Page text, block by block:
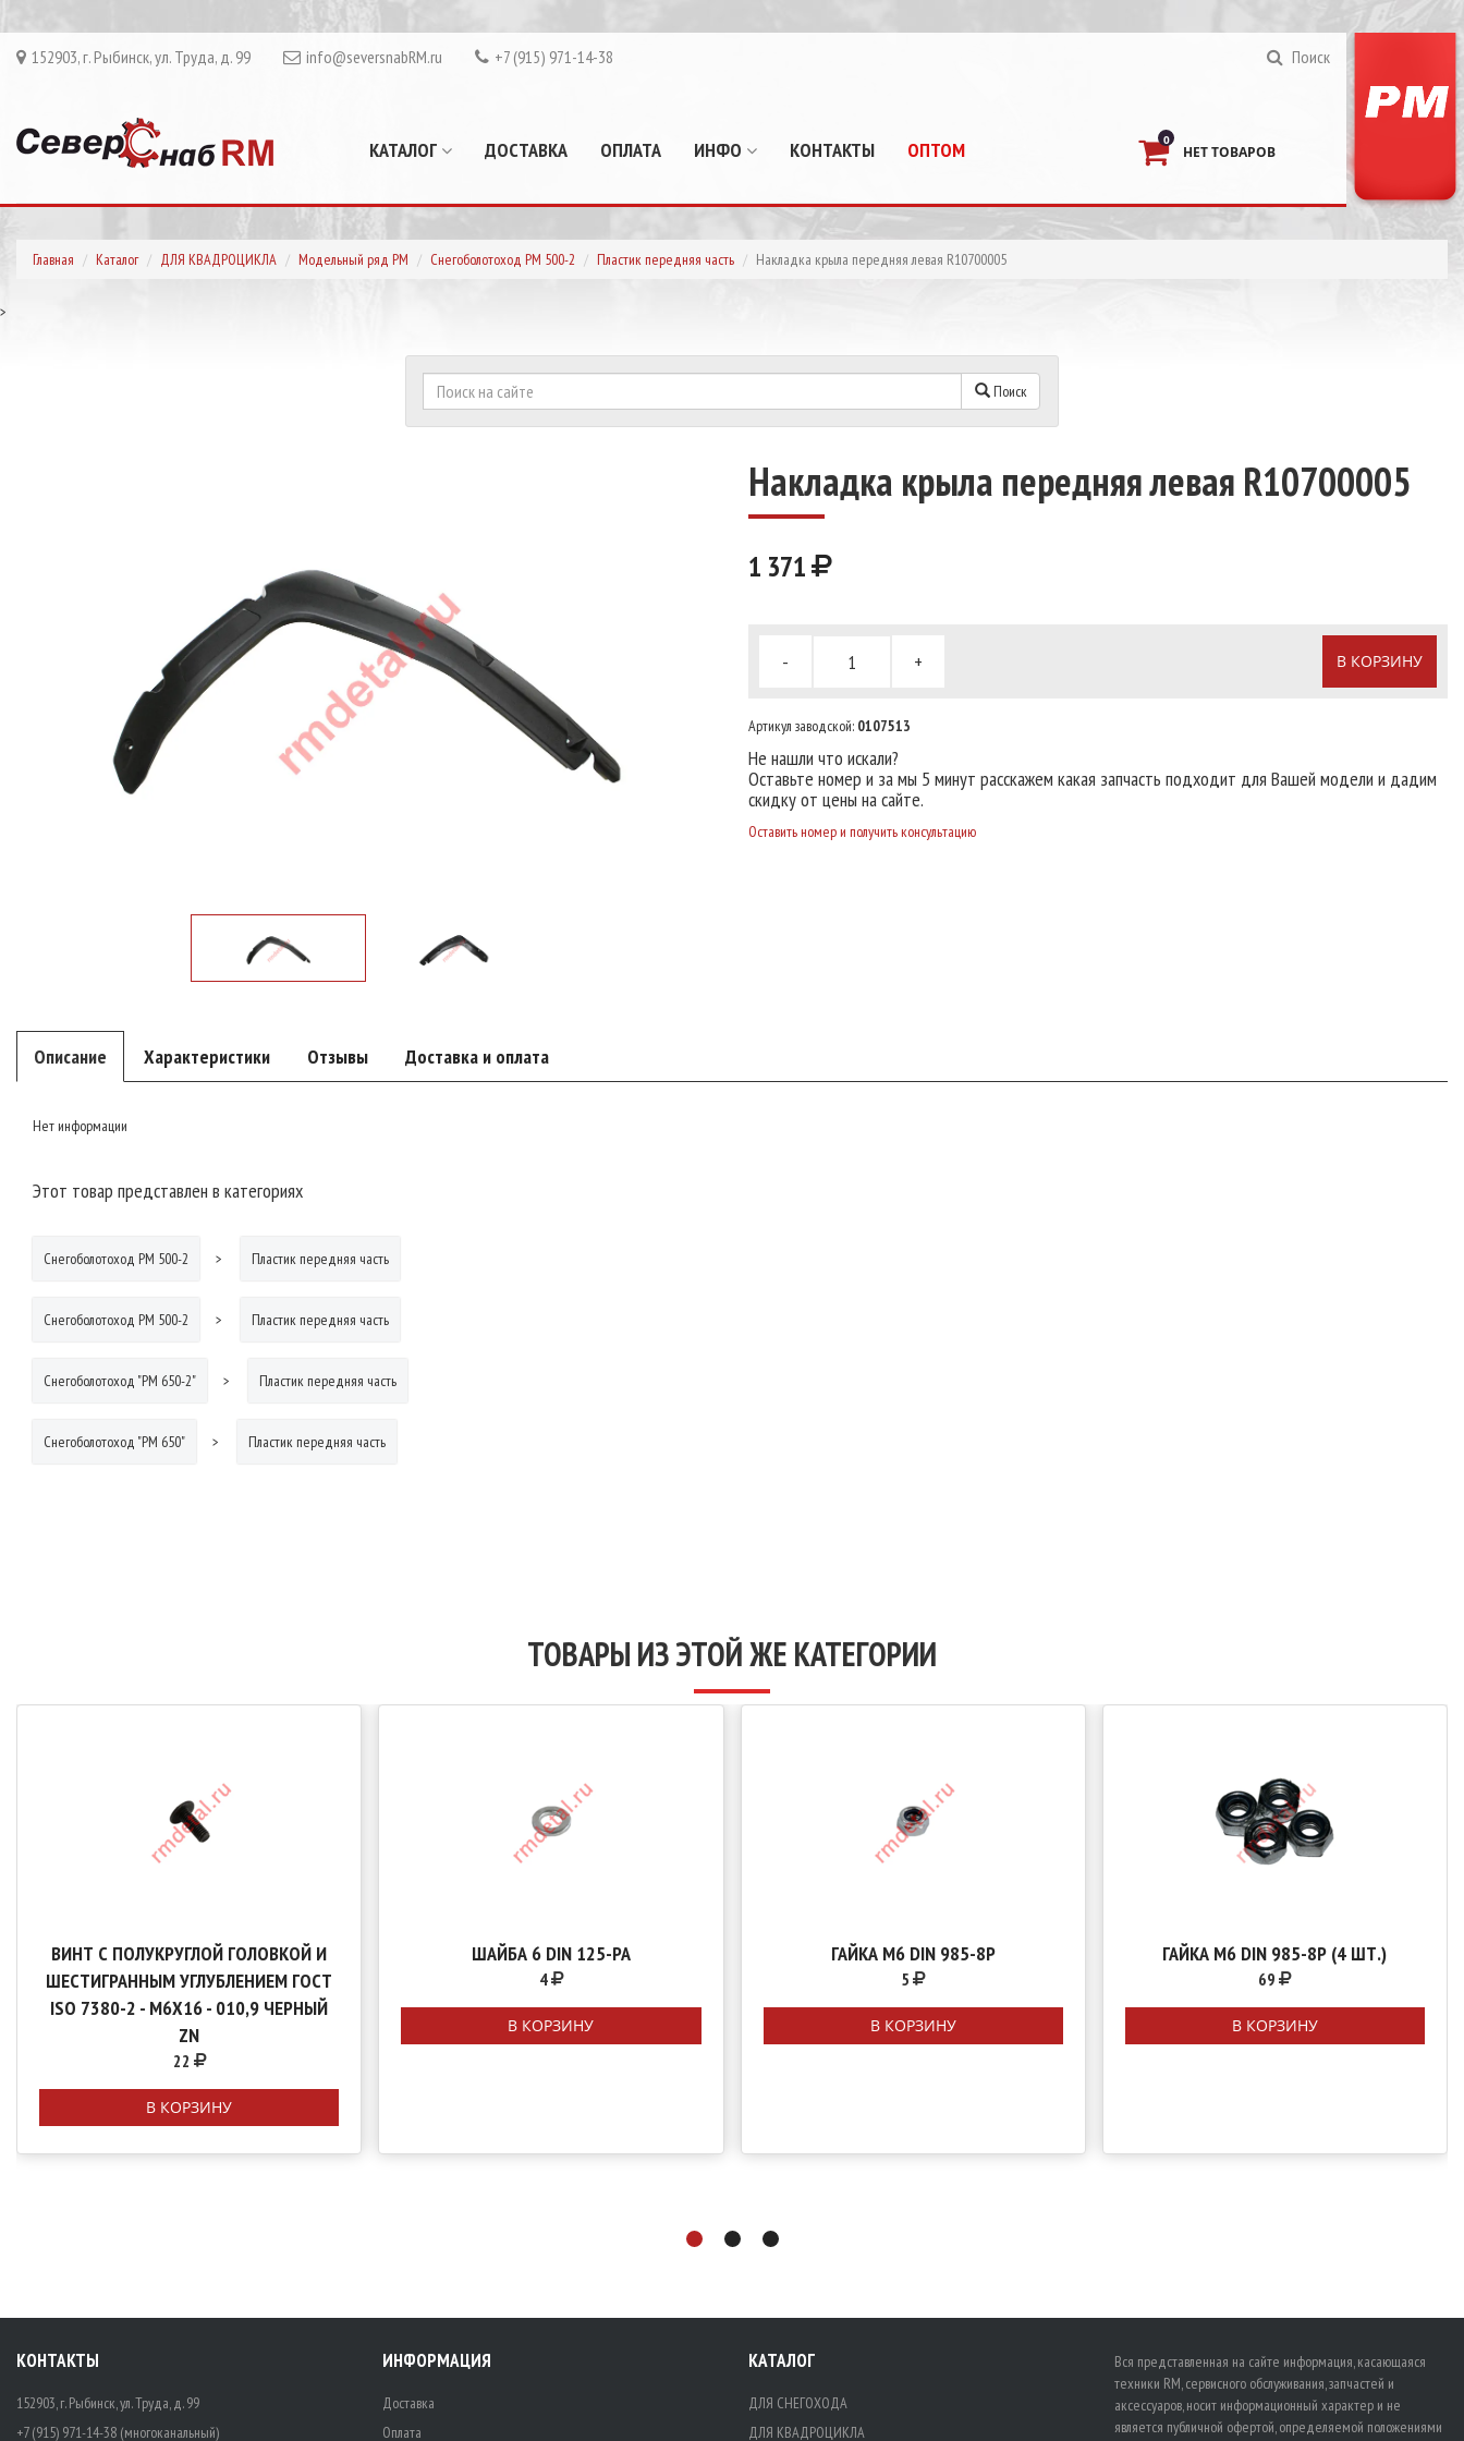
152903, г. Рыбинск, ул. Труда, д. 99 info@seversnabRM.ru +7 (915) 971-14-38 Поиск
КАТАЛОГ ДОСТАВКА ОПЛАТА ИНФО КОНТАКТЫ ОПТОМ 0
НЕТ ТОВАРОВ
Главная Каталог ДЛЯ КВАДРОЦИКЛА Модельный ряд РМ Снегоболотоход РМ 500-2 Пластик передняя часть Накладка крыла передняя левая R10700005
>
Поиск
Накладка крыла передняя левая R10700005
1 371
- + В КОРЗИНУ
Артикул заводской: 0107513
Не нашли что искали?
Оставьте номер и за мы 5 минут расскажем какая запчасть подходит для Вашей модели и дадим
скидку от цены на сайте.
Оставить номер и получить консультацию
Описание Характеристики Отзывы Доставка и оплата
Нет информации
Этот товар представлен в категориях
Снегоболотоход РМ 500-2 Пластик передняя часть
Снегоболотоход РМ 500-2 Пластик передняя часть
Снегоболотоход "РМ 650-2" Пластик передняя часть
Снегоболотоход "РМ 650" Пластик передняя часть
ТОВАРЫ ИЗ ЭТОЙ ЖЕ КАТЕГОРИИ
ВИНТ С ПОЛУКРУГЛОЙ ГОЛОВКОЙ И
ШЕСТИГРАННЫМ УГЛУБЛЕНИЕМ ГОСТ
ISO 7380-2 - М6Х16 - 010,9 ЧЕРНЫЙ
ZN
22
В КОРЗИНУ
ШАЙБА 6 DIN 125-PA
4
В КОРЗИНУ
ГАЙКА М6 DIN 985-8Р
5
В КОРЗИНУ
ГАЙКА M6 DIN 985-8Р (4 ШТ.)
69
В КОРЗИНУ
КОНТАКТЫ
152903, г. Рыбинск, ул. Труда, д. 99
+7 (915) 971-14-38 (многоканальный)
ИНФОРМАЦИЯ
Доставка
Оплата
КАТАЛОГ
ДЛЯ СНЕГОХОДА
ДЛЯ КВАДРОЦИКЛА
Вся представленная на сайте информация, касающаяся
техники RM, сервисного обслуживания, запчастей и
аксессуаров, носит информационный характер и не
является публичной офертой, определяемой положениями